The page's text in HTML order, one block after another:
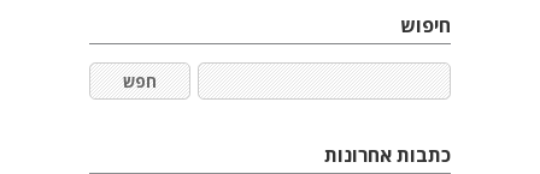
חיפוש
כתבות אחרונות